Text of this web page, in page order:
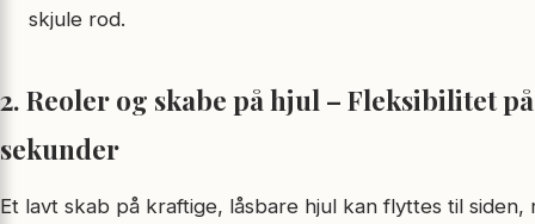
skjule rod.
2. Reoler og skabe på hjul – Fleksibilitet
sekunder
Et lavt skab på kraftige, låsbare hjul kan flyttes til siden,